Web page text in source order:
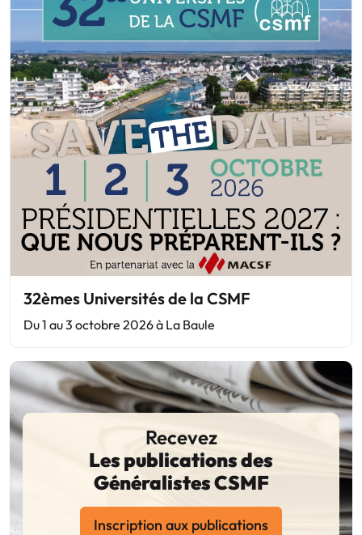
32èmes Universités de la CSMF
Du 1 au 3 octobre 2026 à La Baule
Recevez
Les publications des
Généralistes CSMF
Inscription aux publications